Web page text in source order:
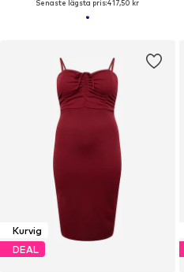
Senaste lägsta pris:417,50 kr
Kurvig
DEAL